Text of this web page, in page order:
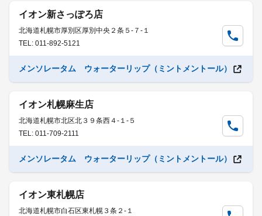
イオン新さっぽろ店
北海道札幌市厚別区厚別中央２条５-７-１
TEL: 011-892-5121
メンソレータム ウォーターリップ（ミントメントール）
イオン札幌麻生店
北海道札幌市北区北３９条西４-１-５
TEL: 011-709-2111
メンソレータム ウォーターリップ（ミントメントール）
イオン東札幌店
北海道札幌市白石区東札幌３条２-１